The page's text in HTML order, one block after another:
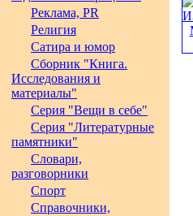
Реклама, PR
Религия
Сатира и юмор
Сборник "Книга.
Исследования и
материалы"
Серия "Вещи в себе"
Серия "Литературные
памятники"
Словари,
разговорники
Спорт
Справочники,